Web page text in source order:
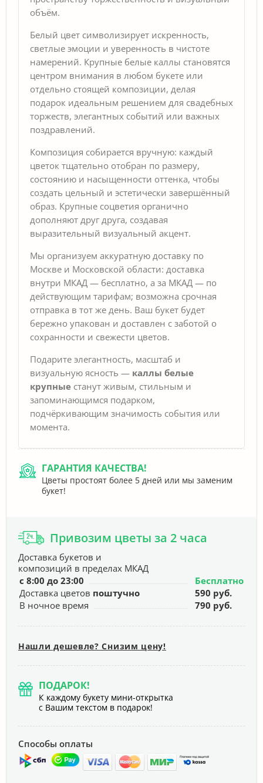
объём.
Белый цвет символизирует искренность,
светлые эмоции и уверенность в чистоте
намерений. Крупные белые каллы становятся
центром внимания в любом букете или
отдельно стоящей композиции, делая
подарок идеальным решением для свадебных
торжеств, элегантных событий или важных
поздравлений.
Композиция собирается вручную: каждый
цветок тщательно отобран по размеру,
состоянию и насыщенности оттенка, чтобы
создать цельный и эстетически завершённый
образ. Крупные соцветия органично
дополняют друг друга, создавая
выразительный визуальный акцент.
Мы организуем аккуратную доставку по
Москве и Московской области: доставка
внутри МКАД — бесплатно, а за МКАД — по
действующим тарифам; возможна срочная
отправка в тот же день. Ваш букет будет
бережно упакован и доставлен с заботой о
сохранности и свежести цветов.
Подарите элегантность, масштаб и
визуальную ясность — каллы белые
крупные станут живым, стильным и
запоминающимся подарком,
подчёркивающим значимость события или
момента.
ГАРАНТИЯ КАЧЕСТВА!
Цветы простоят более 5 дней или мы заменим
букет!
Привозим цветы за 2 часа
Доставка букетов и
композиций в пределах МКАД
с 8:00 до 23:00
Бесплатно
Доставка цветов поштучно
590 руб.
В ночное время
790 руб.
Нашли дешевле? Снизим цену!
ПОДАРОК!
К каждому букету мини-открытка
с Вашим текстом в подарок!
Способы оплаты